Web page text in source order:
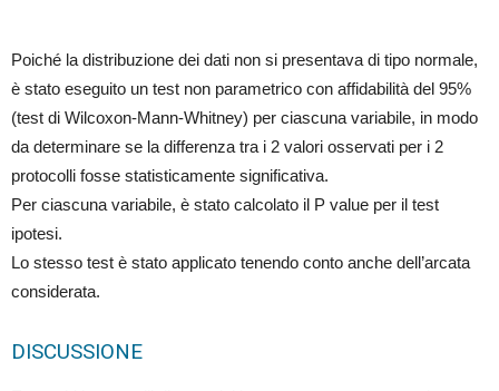
Poiché la distribuzione dei dati non si presentava di tipo normale,
è stato eseguito un test non parametrico con affidabilità del 95%
(test di Wilcoxon-Mann-Whitney) per ciascuna variabile, in modo
da determinare se la differenza tra i 2 valori osservati per i 2
protocolli fosse statisticamente significativa.
Per ciascuna variabile, è stato calcolato il P value per il test
ipotesi.
Lo stesso test è stato applicato tenendo conto anche dell’arcata
considerata.
DISCUSSIONE